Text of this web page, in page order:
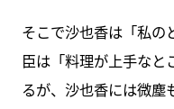
そこで沙也香は「私の
臣は「料理が上手なと
るが、沙也香には微塵